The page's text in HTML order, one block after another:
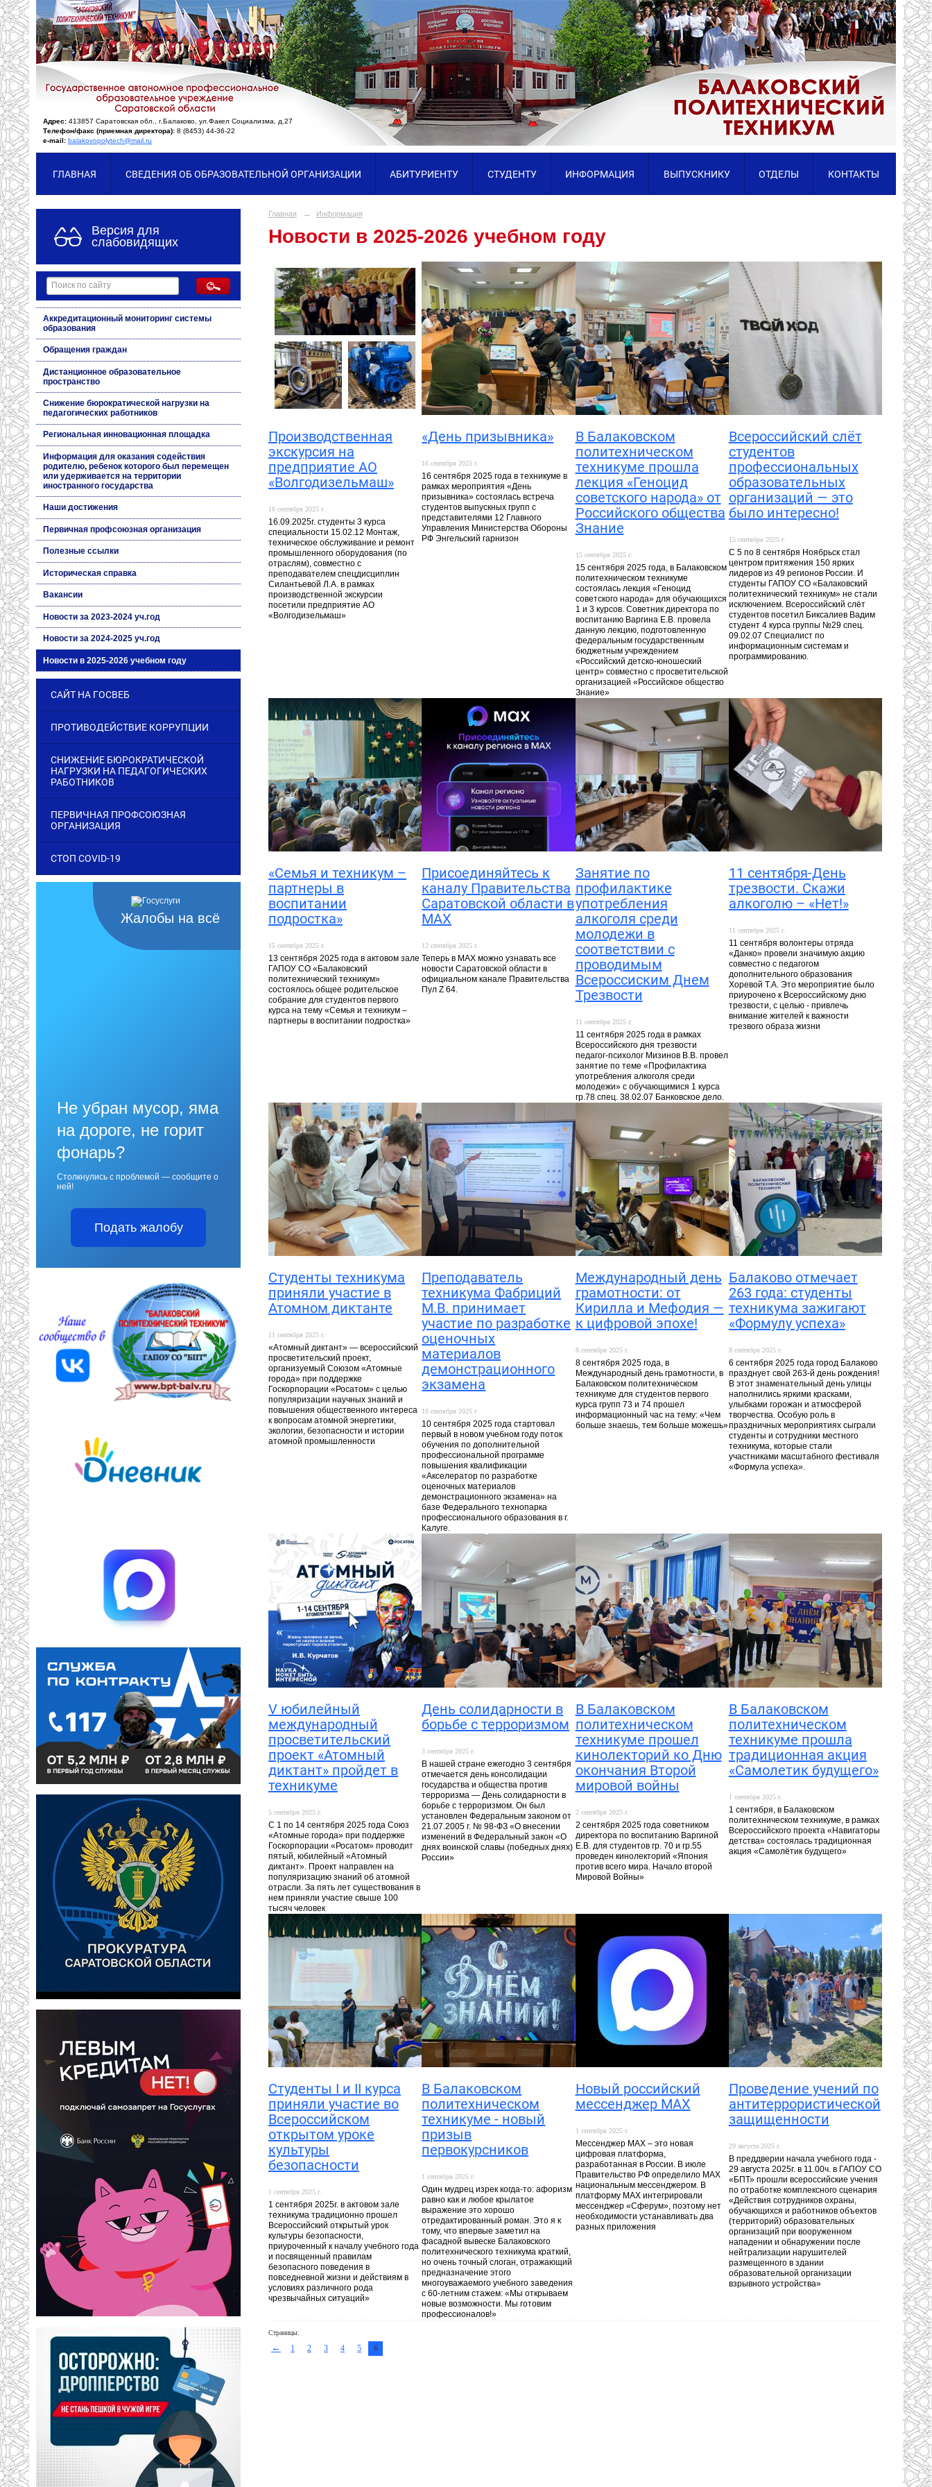
Адрес: 413857 Саратовская обл., г.Балаково, ул.Факел Социализма, д.27
Телефон/факс (приемная директора): 8 (8453) 44-36-22
e-mail: balakovopolytech@mail.ru
ГЛАВНАЯ СВЕДЕНИЯ ОБ ОБРАЗОВАТЕЛЬНОЙ ОРГАНИЗАЦИИ АБИТУРИЕНТУ СТУДЕНТУ ИНФОРМАЦИЯ ВЫПУСКНИКУ ОТДЕЛЫ КОНТАКТЫ
Версия для
слабовидящих
Аккредитационный мониторинг системы
образования
Обращения граждан
Дистанционное образовательное
пространство
Снижение бюрократической нагрузки на
педагогических работников
Региональная инновационная площадка
Информация для оказания содействия
родителю, ребенок которого был перемещен
или удерживается на территории
иностранного государства
Наши достижения
Первичная профсоюзная организация
Полезные ссылки
Историческая справка
Вакансии
Новости за 2023-2024 уч.год
Новости за 2024-2025 уч.год
Новости в 2025-2026 учебном году
САЙТ НА ГОСВЕБ
ПРОТИВОДЕЙСТВИЕ КОРРУПЦИИ
СНИЖЕНИЕ БЮРОКРАТИЧЕСКОЙ
НАГРУЗКИ НА ПЕДАГОГИЧЕСКИХ
РАБОТНИКОВ
ПЕРВИЧНАЯ ПРОФСОЮЗНАЯ
ОРГАНИЗАЦИЯ
СТОП COVID-19
Жалобы на всё
Не убран мусор, яма
на дороге, не горит
фонарь?
Столкнулись с проблемой — сообщите о
ней!
Подать жалобу
Главная → Информация
Новости в 2025-2026 учебном году
Производственная
экскурсия на
предприятие АО
«Волгодизельмаш»
16 сентября 2025 г.
16.09.2025г. студенты 3 курса
специальности 15.02.12 Монтаж,
техническое обслуживание и ремонт
промышленного оборудования (по
отраслям), совместно с
преподавателем спецдисциплин
Силантьевой Л.А. в рамках
производственной экскурсии
посетили предприятие АО
«Волгодизельмаш»
«День призывника»
16 сентября 2025 г.
16 сентября 2025 года в техникуме в
рамках мероприятия «День
призывника» состоялась встреча
студентов выпускных групп с
представителями 12 Главного
Управления Министерства Обороны
РФ Энгельский гарнизон
В Балаковском
политехническом
техникуме прошла
лекция «Геноцид
советского народа» от
Российского общества
Знание
15 сентября 2025 г.
15 сентября 2025 года, в Балаковском
политехническом техникуме
состоялась лекция «Геноцид
советского народа» для обучающихся
1 и 3 курсов. Советник директора по
воспитанию Варгина Е.В. провела
данную лекцию, подготовленную
федеральным государственным
бюджетным учреждением
«Российский детско-юношеский
центр» совместно с просветительской
организацией «Российское общество
Знание»
Всероссийский слёт
студентов
профессиональных
образовательных
организаций — это
было интересно!
15 сентября 2025 г.
С 5 по 8 сентября Ноябрьск стал
центром притяжения 150 ярких
лидеров из 49 регионов России. И
студенты ГАПОУ СО «Балаковский
политехнический техникум» не стали
исключением. Всероссийский слёт
студентов посетил Биксалиев Вадим
студент 4 курса группы №29 спец.
09.02.07 Специалист по
информационным системам и
программированию.
«Семья и техникум –
партнеры в
воспитании
подростка»
15 сентября 2025 г.
13 сентября 2025 года в актовом зале
ГАПОУ СО «Балаковский
политехнический техникум»
состоялось общее родительское
собрание для студентов первого
курса на тему «Семья и техникум –
партнеры в воспитании подростка»
Присоединяйтесь к
каналу Правительства
Саратовской области в
MAX
12 сентября 2025 г.
Теперь в MAX можно узнавать все
новости Саратовской области в
официальном канале Правительства
Пул Z 64.
Занятие по
профилактике
употребления
алкоголя среди
молодежи в
соответствии с
проводимым
Всероссиским Днем
Трезвости
11 сентября 2025 г.
11 сентября 2025 года в рамках
Всероссийского дня трезвости
педагог-психолог Мизинов В.В. провел
занятие по теме «Профилактика
употребления алкоголя среди
молодежи» с обучающимися 1 курса
гр.78 спец. 38.02.07 Банковское дело.
11 сентября-День
трезвости. Скажи
алкоголю – «Нет!»
11 сентября 2025 г.
11 сентября волонтеры отряда
«Данко» провели значимую акцию
совместно с педагогом
дополнительного образования
Хоревой Т.А. Это мероприятие было
приурочено к Всероссийскому дню
трезвости, с целью - привлечь
внимание жителей к важности
трезвого образа жизни
Студенты техникума
приняли участие в
Атомном диктанте
11 сентября 2025 г.
«Атомный диктант» — всероссийский
просветительский проект,
организуемый Союзом «Атомные
города» при поддержке
Госкорпорации «Росатом» с целью
популяризации научных знаний и
повышения общественного интереса
к вопросам атомной энергетики,
экологии, безопасности и истории
атомной промышленности
Преподаватель
техникума Фабриций
М.В. принимает
участие по разработке
оценочных
материалов
демонстрационного
экзамена
10 сентября 2025 г.
10 сентября 2025 года стартовал
первый в новом учебном году поток
обучения по дополнительной
профессиональной программе
повышения квалификации
«Акселератор по разработке
оценочных материалов
демонстрационного экзамена» на
базе Федерального технопарка
профессионального образования в г.
Калуге.
Международный день
грамотности: от
Кирилла и Мефодия —
к цифровой эпохе!
8 сентября 2025 г.
8 сентября 2025 года, в
Международный день грамотности, в
Балаковском политехническом
техникуме для студентов первого
курса групп 73 и 74 прошел
информационный час на тему: «Чем
больше знаешь, тем больше можешь»
Балаково отмечает
263 года: студенты
техникума зажигают
«Формулу успеха»
8 сентября 2025 г.
6 сентября 2025 года город Балаково
празднует свой 263-й день рождения!
В этот знаменательный день улицы
наполнились яркими красками,
улыбками горожан и атмосферой
творчества. Особую роль в
праздничных мероприятиях сыграли
студенты и сотрудники местного
техникума, которые стали
участниками масштабного фестиваля
«Формула успеха».
V юбилейный
международный
просветительский
проект «Атомный
диктант» пройдет в
техникуме
5 сентября 2025 г.
С 1 по 14 сентября 2025 года Союз
«Атомные города» при поддержке
Госкорпорации «Росатом» проводит
пятый, юбилейный «Атомный
диктант». Проект направлен на
популяризацию знаний об атомной
отрасли. За пять лет существования в
нем приняли участие свыше 100
тысяч человек
День солидарности в
борьбе с терроризмом
3 сентября 2025 г.
В нашей стране ежегодно 3 сентября
отмечается день консолидации
государства и общества против
терроризма — День солидарности в
борьбе с терроризмом. Он был
установлен Федеральным законом от
21.07.2005 г. № 98-ФЗ «О внесении
изменений в Федеральный закон «О
днях воинской славы (победных днях)
России»
В Балаковском
политехническом
техникуме прошел
кинолекторий ко Дню
окончания Второй
мировой войны
2 сентября 2025 г.
2 сентября 2025 года советником
директора по воспитанию Варгиной
Е.В. для студентов гр. 70 и гр.55
проведен кинолекторий «Япония
против всего мира. Начало второй
Мировой Войны»
В Балаковском
политехническом
техникуме прошла
традиционная акция
«Самолетик будущего»
1 сентября 2025 г.
1 сентября, в Балаковском
политехническом техникуме, в рамках
Всероссийского проекта «Навигаторы
детства» состоялась традиционная
акция «Самолётик будущего»
Студенты I и II курса
приняли участие во
Всероссийском
открытом уроке
культуры
безопасности
1 сентября 2025 г.
1 сентября 2025г. в актовом зале
техникума традиционно прошел
Всероссийский открытый урок
культуры безопасности,
приуроченный к началу учебного года
и посвященный правилам
безопасного поведения в
повседневной жизни и действиям в
условиях различного рода
чрезвычайных ситуаций»
В Балаковском
политехническом
техникуме - новый
призыв
первокурсников
1 сентября 2025 г.
Один мудрец изрек когда-то: афоризм
равно как и любое крылатое
выражение это хорошо
отредактированный роман. Это я к
тому, что впервые заметил на
фасадной вывеске Балаковского
политехнического техникума краткий,
но очень точный слоган, отражающий
предназначение этого
многоуважаемого учебного заведения
с 60-летним стажем: «Мы открываем
новые возможности. Мы готовим
профессионалов!»
Новый российский
мессенджер MAX
1 сентября 2025 г.
Мессенджер MAX – это новая
цифровая платформа,
разработанная в России. В июле
Правительство РФ определило MAX
национальным мессенджером. В
платформу MAX интегрировали
мессенджер «Сферум», поэтому нет
необходимости устанавливать два
разных приложения
Проведение учений по
антитеррористической
защищенности
29 августа 2025 г.
В преддверии начала учебного года -
29 августа 2025г. в 11.00ч. в ГАПОУ СО
«БПТ» прошли всероссийские учения
по отработке комплексного сценария
«Действия сотрудников охраны,
обучающихся и работников объектов
(территорий) образовательных
организаций при вооруженном
нападении и обнаружении после
нейтрализации нарушителей
размещенного в здании
образовательной организации
взрывного устройства»
Страницы:
← 1 2 3 4 5 6